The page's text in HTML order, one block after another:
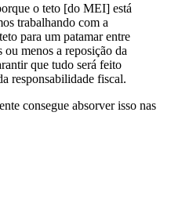
o teto [do MEI] está
trabalhando com a
para um patamar entre
menos a reposição da
que tudo será feito
responsabilidade fiscal.
consegue absorver isso nas